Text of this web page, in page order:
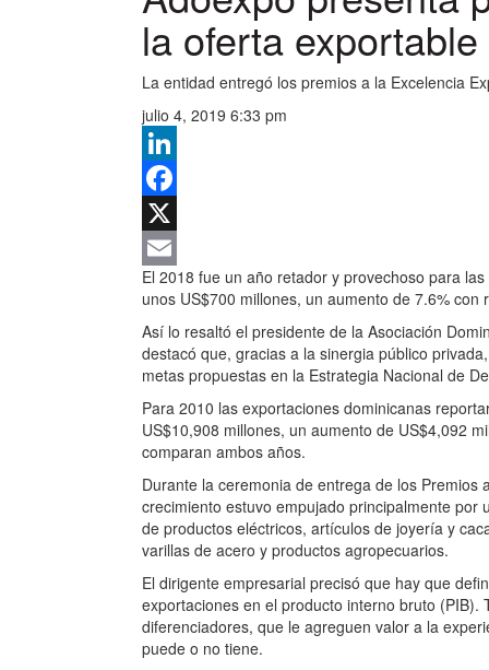
la oferta exportable
La entidad entregó los premios a la Excelencia
julio 4, 2019 6:33 pm
LinkedIn
Facebook
X
Email
El 2018 fue un año retador y provechoso para
unos US$700 millones, un aumento de 7.6% con
Así lo resaltó el presidente de la Asociación
destacó que, gracias a la sinergia público
metas propuestas en la Estrategia Nacional de
Para 2010 las exportaciones dominicanas
US$10,908 millones, un aumento de US$4,092
comparan ambos años.
Durante la ceremonia de entrega de los
crecimiento estuvo empujado principalmente
de productos eléctricos, artículos de joyería y
varillas de acero y productos agropecuarios.
El dirigente empresarial precisó que hay que
exportaciones en el producto interno bruto
diferenciadores, que le agreguen valor a la
puede o no tiene.